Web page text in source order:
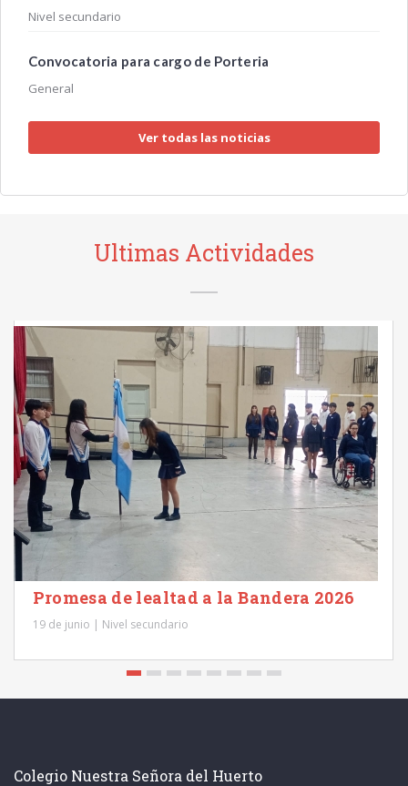
Nivel secundario
Convocatoria para cargo de Porteria
General
Ver todas las noticias
Ultimas Actividades
Promesa de lealtad a la Bandera 2026
19 de junio | Nivel secundario
Colegio Nuestra Señora del Huerto